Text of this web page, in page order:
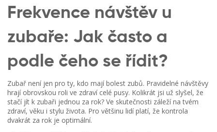
Frekvence návštěv u
zubaře: Jak často a
podle čeho se řídit?
Zubař není jen pro ty, kdo mají bolest zubů. Pravidelné návštěvy
hrají obrovskou roli ve zdraví celé pusy. Kolikrát jsi už slyšel, že
stačí jít k zubaři jednou za rok? Ve skutečnosti záleží na tvém
zdraví, věku i stylu života. Pro většinu lidí platí, že kontrola
dvakrát za rok je optimální.